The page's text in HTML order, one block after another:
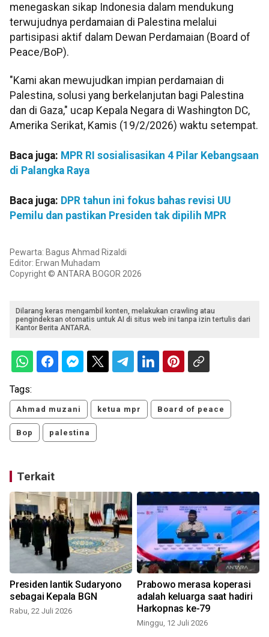
menegaskan sikap Indonesia dalam mendukung
terwujudnya perdamaian di Palestina melalui
partisipasi aktif dalam Dewan Perdamaian (Board of
Peace/BoP).
"Kami akan mewujudkan impian perdamaian di
Palestina, solusi yang berkelanjutan bagi Palestina
dan di Gaza," ucap Kepala Negara di Washington DC,
Amerika Serikat, Kamis (19/2/2026) waktu setempat.
Baca juga: MPR RI sosialisasikan 4 Pilar Kebangsaan
di Palangka Raya
Baca juga: DPR tahun ini fokus bahas revisi UU
Pemilu dan pastikan Presiden tak dipilih MPR
Pewarta: Bagus Ahmad Rizaldi
Editor: Erwan Muhadam
Copyright © ANTARA BOGOR 2026
Dilarang keras mengambil konten, melakukan crawling atau
pengindeksan otomatis untuk AI di situs web ini tanpa izin tertulis dari
Kantor Berita ANTARA.
Tags:
Ahmad muzani ketua mpr Board of peace
Bop palestina
Terkait
Presiden lantik Sudaryono
sebagai Kepala BGN
Rabu, 22 Juli 2026
Prabowo merasa koperasi
adalah keluarga saat hadiri
Harkopnas ke-79
Minggu, 12 Juli 2026